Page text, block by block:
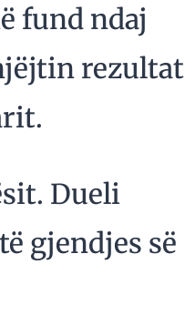
fund ndaj
rezultat
Dueli
gjendjes së